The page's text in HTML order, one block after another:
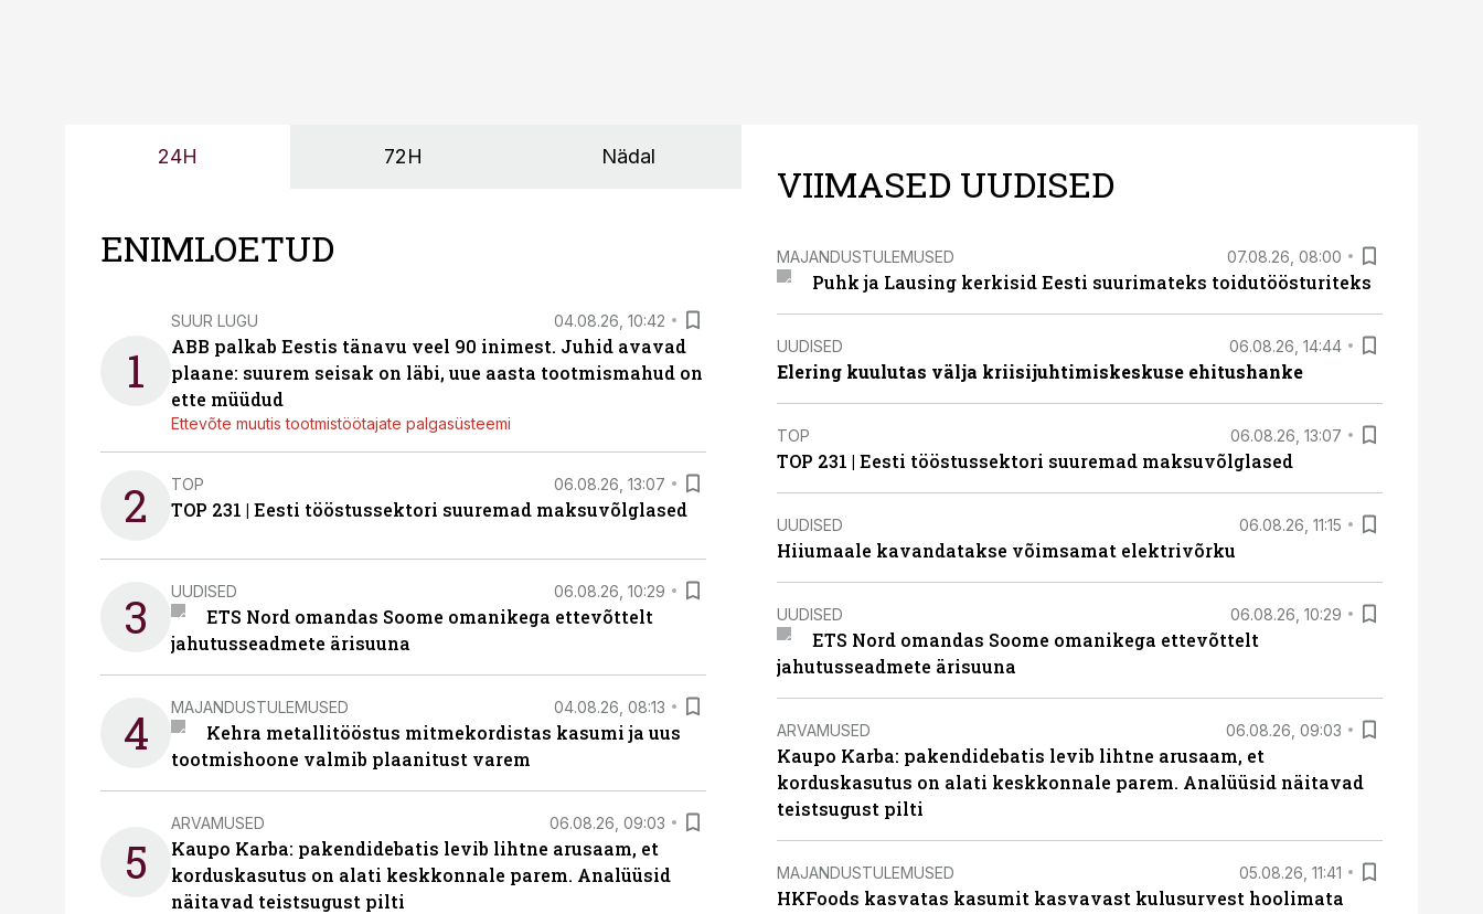
24H 72H Nädal
ENIMLOETUD
1
SUUR LUGU 04.08.26, 10:42
ABB palkab Eestis tänavu veel 90 inimest. Juhid avavad
plaane: suurem seisak on läbi, uue aasta tootmismahud on
ette müüdud
Ettevõte muutis tootmistöötajate palgasüsteemi
2 TOP 06.08.26, 13:07
TOP 231 | Eesti tööstussektori suuremad maksuvõlglased
3 UUDISED 06.08.26, 10:29
ETS Nord omandas Soome omanikega ettevõttelt
jahutusseadmete ärisuuna
4 MAJANDUSTULEMUSED 04.08.26, 08:13
Kehra metallitööstus mitmekordistas kasumi ja uus
tootmishoone valmib plaanitust varem
5
ARVAMUSED 06.08.26, 09:03
Kaupo Karba: pakendidebatis levib lihtne arusaam, et
korduskasutus on alati keskkonnale parem. Analüüsid
näitavad teistsugust pilti
VIIMASED UUDISED
MAJANDUSTULEMUSED 07.08.26, 08:00
Puhk ja Lausing kerkisid Eesti suurimateks toidutöösturiteks
UUDISED 06.08.26, 14:44
Elering kuulutas välja kriisijuhtimiskeskuse ehitushanke
TOP 06.08.26, 13:07
TOP 231 | Eesti tööstussektori suuremad maksuvõlglased
UUDISED 06.08.26, 11:15
Hiiumaale kavandatakse võimsamat elektrivõrku
UUDISED 06.08.26, 10:29
ETS Nord omandas Soome omanikega ettevõttelt
jahutusseadmete ärisuuna
ARVAMUSED 06.08.26, 09:03
Kaupo Karba: pakendidebatis levib lihtne arusaam, et
korduskasutus on alati keskkonnale parem. Analüüsid näitavad
teistsugust pilti
MAJANDUSTULEMUSED 05.08.26, 11:41
HKFoods kasvatas kasumit kasvavast kulusurvest hoolimata